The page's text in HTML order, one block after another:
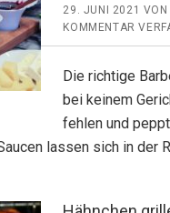
29. JUNI 2021 VON
KOMMENTAR
Die richtige
bei keinem
fehlen und
lassen sich in der